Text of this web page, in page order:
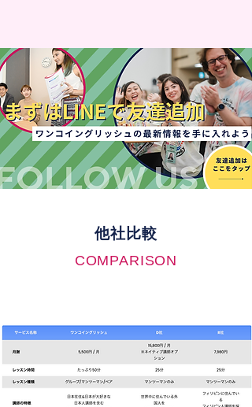
他社比較
COMPARISON